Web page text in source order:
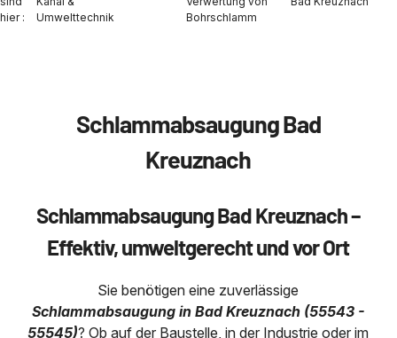
Großprofilsanierung
Kanalreinigung
Wasserhaltung
Entsorgung von
Entleerung und Reinigung
Austausch von
Schießstandsanierung -
Abscheiderwartung & Entleerung
Wartung und Vollservice
Sanierung von
Fettabscheider
Saugbagger / Luftförderanlage
Entleerung von
Faultürmen per
Saugbagger für Tiefbau
Fermenter-Entleerung
Regenrückhaltebecken
Nachhaltigkeit & Umwelt
Referenzen
hier :
Umwelttechnik
Bohrschlamm
Schlammabsaugung Bad
Kreuznach
Schlammabsaugung Bad Kreuznach –
Effektiv, umweltgerecht und vor Ort
Sie benötigen eine zuverlässige
Schlammabsaugung in Bad Kreuznach (55543 -
55545)? Ob auf der Baustelle, in der Industrie oder im